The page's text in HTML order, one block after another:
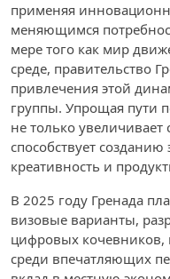
применяя
меняющимся
мере того как мир
среде, правительство
привлечения этой
группы. Упрощая пути
не только
способствует
креативность и
В 2025 году Гренада
визовые варианты,
цифровых кочевников,
среди впечатляющих